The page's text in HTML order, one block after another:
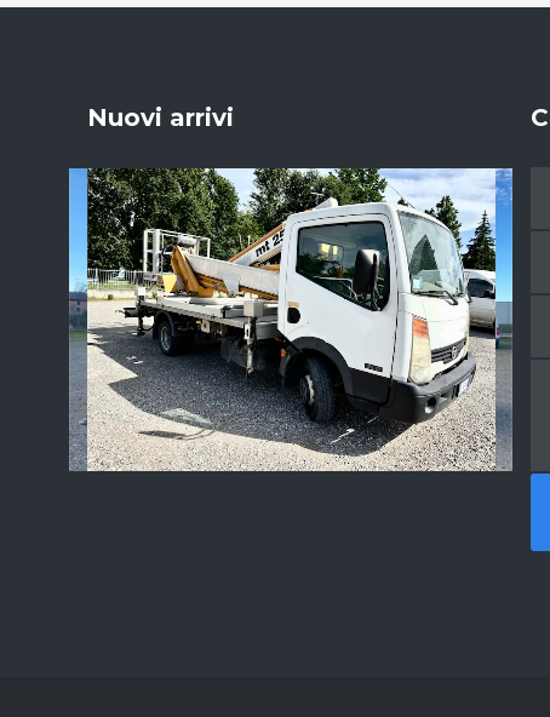
Nuovi arrivi